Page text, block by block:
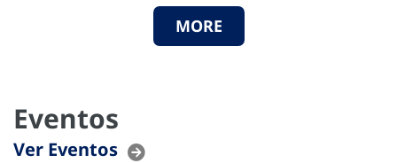
MORE
Eventos
Ver Eventos